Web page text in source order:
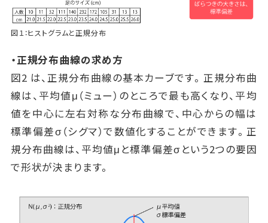
図１：ヒストグラムと正規分布
・正規分布曲線の求め方
図2 は、正規分布曲線の基本カーブです。正規分布曲
線は、平均値μ（ミュー）のところで最も高くなり、平均
値を中心に左右対称な分布曲線で、中心からの幅は
標準偏差σ（シグマ）で数値化することができます。正
規分布曲線は、平均値μと標準偏差σという2つの要因
で形状が決まります。